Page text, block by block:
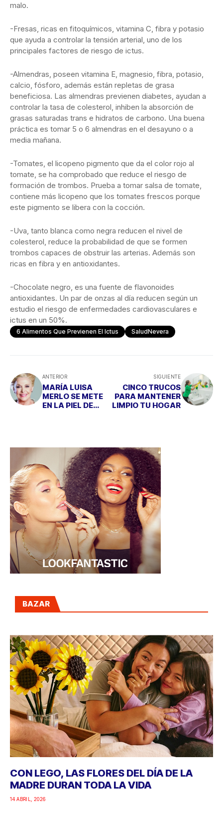
malo.
-Fresas, ricas en fitoquímicos, vitamina C, fibra y potasio
que ayuda a controlar la tensión arterial, uno de los
principales factores de riesgo de ictus.
-Almendras, poseen vitamina E, magnesio, fibra, potasio,
calcio, fósforo, además están repletas de grasa
beneficiosa. Las almendras previenen diabetes, ayudan a
controlar la tasa de colesterol, inhiben la absorción de
grasas saturadas trans e hidratos de carbono. Una buena
práctica es tomar 5 o 6 almendras en el desayuno o a
media mañana.
-Tomates, el licopeno pigmento que da el color rojo al
tomate, se ha comprobado que reduce el riesgo de
formación de trombos. Prueba a tomar salsa de tomate,
contiene más licopeno que los tomates frescos porque
este pigmento se libera con la cocción.
-Uva, tanto blanca como negra reducen el nivel de
colesterol, reduce la probabilidad de que se formen
trombos capaces de obstruir las arterias. Además son
ricas en fibra y en antioxidantes.
-Chocolate negro, es una fuente de flavonoides
antioxidantes. Un par de onzas al día reducen según un
estudio el riesgo de enfermedades cardiovasculares e
ictus en un 50%.
6 Alimentos Que Previenen El Ictus SaludNevera
ANTERIOR
MARÍA LUISA
MERLO SE METE
EN LA PIEL DE
SIGUIENTE
CINCO TRUCOS
PARA MANTENER
LIMPIO TU HOGAR
BAZAR
CON LEGO, LAS FLORES DEL DÍA DE LA
MADRE DURAN TODA LA VIDA
14 ABRIL, 2026